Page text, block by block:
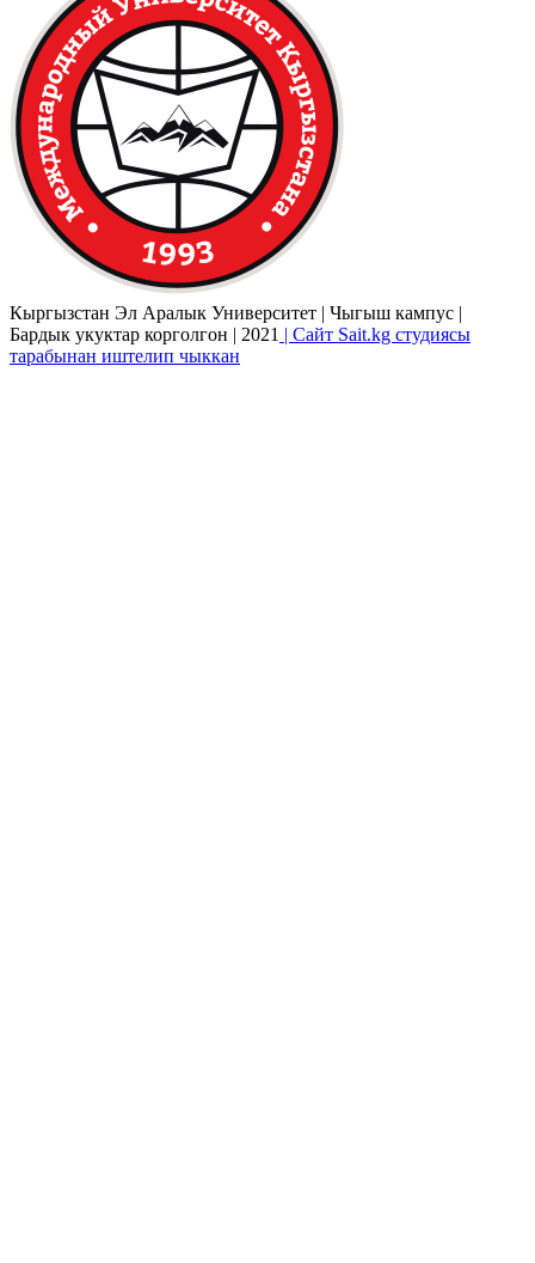
Кыргызстан Эл Аралык Университет | Чыгыш кампус |
Бардык укуктар корголгон | 2021 | Сайт Sait.kg студиясы
тарабынан иштелип чыккан